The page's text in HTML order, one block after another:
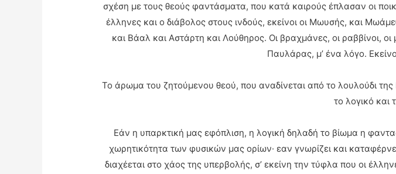
σχέση με τους θεούς φαντάσματα, που κατά καιρούς έπλασαν οι
έλληνες και ο διάβολος στους ινδούς, εκείνοι οι Μωυσής, και
και Βάαλ και Αστάρτη και Λούθηρος. Οι βραχμάνες, οι ραββίνοι,
Παυλάρας, μ’ ένα λόγο.
Το άρωμα του ζητούμενου θεού, που αναδίνεται από το λουλούδι
το λογικό και
Εάν η υπαρκτική μας εφόπλιση, η λογική δηλαδή το βίωμα η
χωρητικότητα των φυσικών μας ορίων· εαν γνωρίζει και
διαχέεται στο χάος της υπερβολής, σ’ εκείνη την τύφλα που οι